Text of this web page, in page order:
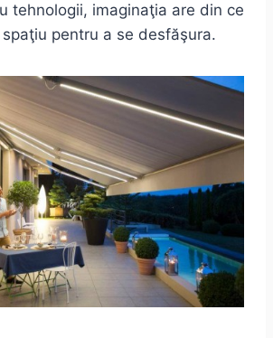
tehnologii, imaginaţia are din ce
pentru a se desfăşura.